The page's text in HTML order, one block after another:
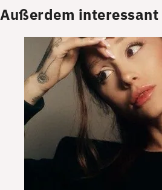
Außerdem interessant